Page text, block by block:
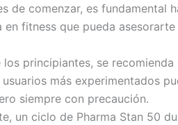
de comenzar, es fundamental
fitness que pueda
principiantes, se recomienda
más experimentados
siempre con precaución.
un ciclo de Pharma Stan 50